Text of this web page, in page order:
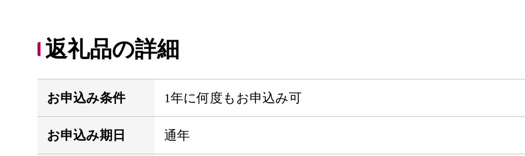
返礼品の詳細
お申込み条件 1年に何度もお申込み可
お申込み期日 通年